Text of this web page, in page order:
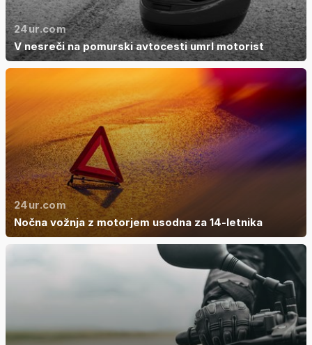
24ur.com
V nesreči na pomurski avtocesti umrl motorist
24ur.com
Nočna vožnja z motorjem usodna za 14-letnika